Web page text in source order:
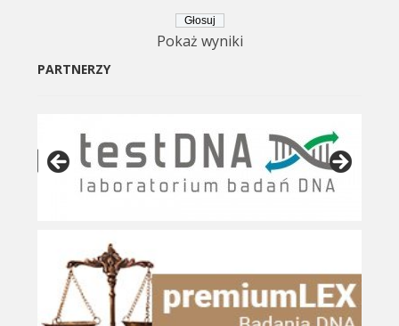
Pokaż wyniki
PARTNERZY